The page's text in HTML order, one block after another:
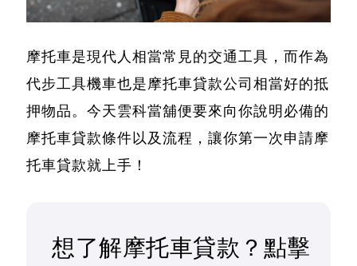
摩托車是現代人相當常見的交通工具，而作為
代步工具機車也是摩托車貸款公司 相當好的抵
押物品。今天雲科當舖便要來向你說明必備的
摩托車貸款條件以及流程 ，讓你第一次申請摩
托車貸款就上手！
想了解摩托車貸款？點擊